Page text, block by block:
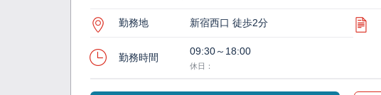
勤務地 新宿西口 徒歩2分
勤務時間
09:30～18:00
休日：